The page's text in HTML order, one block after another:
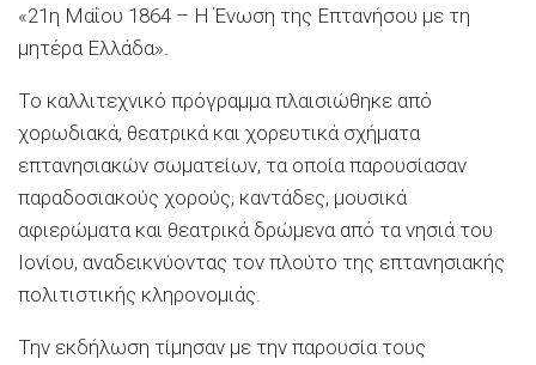
«21η Μαΐου 1864 – Η Ένωση της Επτανήσου με τη
μητέρα Ελλάδα».
Το καλλιτεχνικό πρόγραμμα πλαισιώθηκε από
χορωδιακά, θεατρικά και χορευτικά σχήματα
επτανησιακών σωματείων, τα οποία παρουσίασαν
παραδοσιακούς χορούς, καντάδες, μουσικά
αφιερώματα και θεατρικά δρώμενα από τα νησιά του
Ιονίου, αναδεικνύοντας τον πλούτο της επτανησιακής
πολιτιστικής κληρονομιάς.
Την εκδήλωση τίμησαν με την παρουσία τους